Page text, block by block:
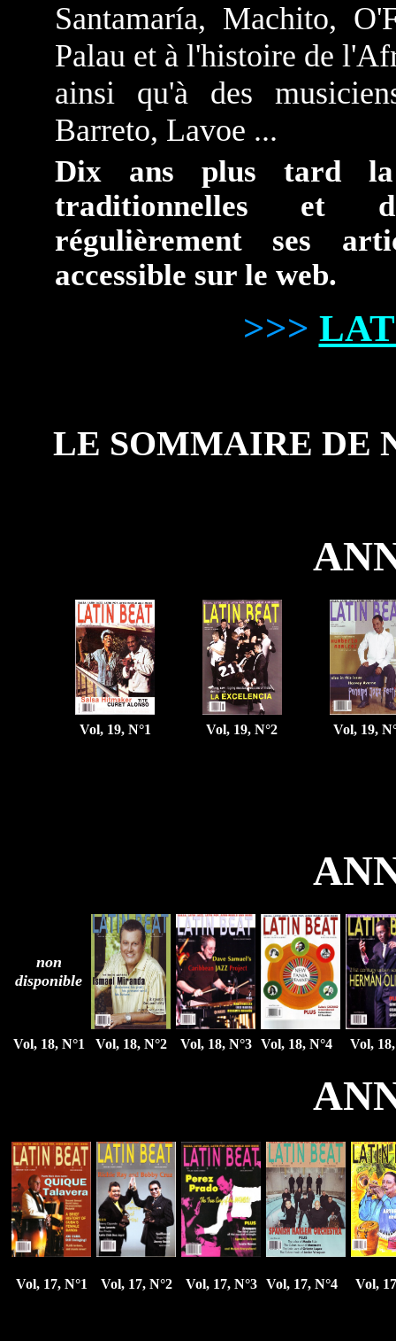
Santamaría, Machito,
Palau et à l'histoire de
ainsi qu'à des
Barreto, Lavoe ...
Dix ans plus tard la
traditionnelles et
régulièrement ses
accessible sur le web.
>>>
LE SOMMAIRE DE
Vol, 19, N°1 Vol, 19, N°2 Vol, 19,
non
disponible
Vol, 18, N°1 Vol, 18, N°2 Vol, 18, N°3 Vol, 18, N°4 Vol,
Vol, 17, N°1 Vol, 17, N°2 Vol, 17, N°3 Vol, 17, N°4 Vol,